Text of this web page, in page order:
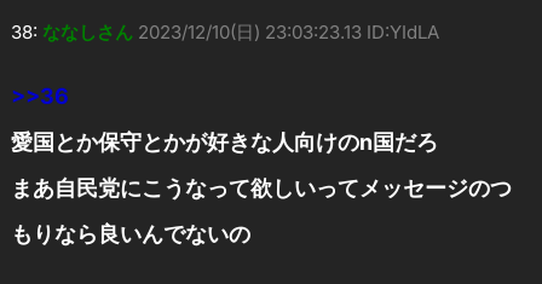
38: ななしさん 2023/12/10(日) 23:03:23.13 ID:YIdLA
>>36
愛国とか保守とかが好きな人向けのn国だろ
まあ自民党にこうなって欲しいってメッセージのつ
もりなら良いんでないの